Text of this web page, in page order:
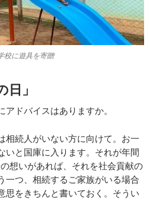
校に遊具を寄贈
日」
ドバイスはありますか。
続人がいない方に向けて。お一
いと国庫に入ります。それが年間
想いがあれば、それを社会貢献の
一つ、相続するご家族がいる場合
思をきちんと書いておく。そうい